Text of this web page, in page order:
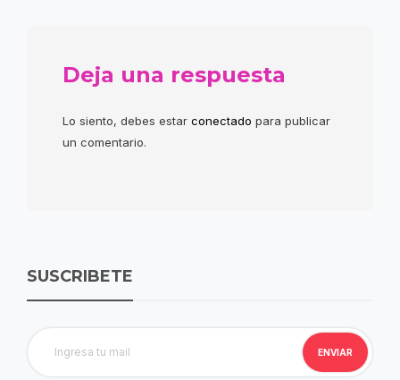
Deja una respuesta
Lo siento, debes estar conectado para publicar
un comentario.
SUSCRIBETE